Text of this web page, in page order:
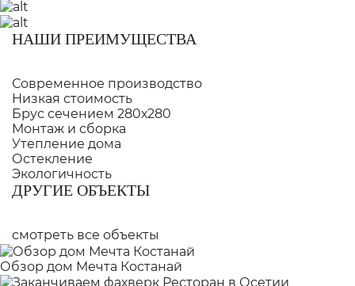
НАШИ ПРЕИМУЩЕСТВА
Современное производство
Низкая стоимость
Брус сечением 280х280
Монтаж и сборка
Утепление дома
Остекление
Экологичность
ДРУГИЕ ОБЪЕКТЫ
смотреть все объекты
Обзор дом Мечта Костанай